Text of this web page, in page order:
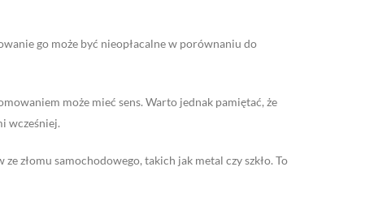
go może być nieopłacalne w porównaniu do
może mieć sens. Warto jednak pamiętać, że
wcześniej.
złomu samochodowego, takich jak metal czy szkło. To